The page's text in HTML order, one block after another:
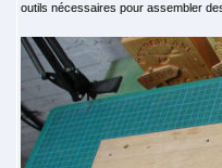
outils nécessaires pour assembler